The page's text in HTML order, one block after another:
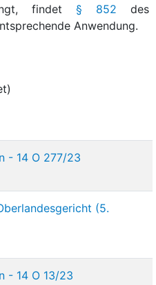
findet § 852 des
Anwendung.
- 14 O 277/23
(5.
- 14 O 13/23